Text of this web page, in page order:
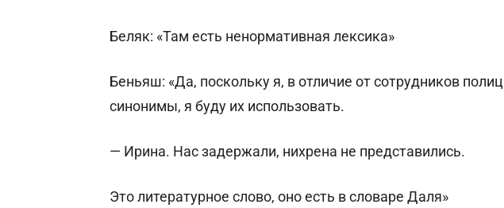
Беляк: «Там есть ненормативная лексика»
Беньяш: «Да, поскольку я, в отличие от сотрудников
синонимы, я буду их использовать.
— Ирина. Нас задержали, нихрена не представились.
Это литературное слово, оно есть в словаре Даля»